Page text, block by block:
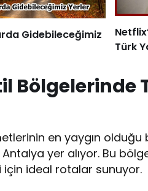
Gidebileceğimiz
Türk
Bölgelerinde
en yaygın olduğu
yer alıyor. Bu
için ideal rotalar sunuyor.